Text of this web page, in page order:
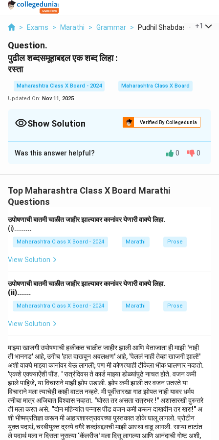
> Exams > Marathi > Grammar > Pudhil Shabdasamuhab...
+1
Question.
पुढील शब्दसमूहाबद्दल एक शब्द लिहा :
रस्ता
Maharashtra Class X Board - 2024
Maharashtra Class X Board
Updated On: Nov 11, 2025
Show Solution Verified By Collegedunia
Solution and Explanation
रस्ताचे बहुवचन: रस्ते
Was this answer helpful? 0 0
Top Maharashtra Class X Board Marathi
Questions
उपोषणाची बातमी चाळीत जाहीर झाल्यावर कानांवर येणारी वाक्ये लिहा.
(i).........
Maharashtra Class X Board - 2024 Marathi Prose
View Solution
उपोषणाची बातमी चाळीत जाहीर झाल्यावर कानांवर येणारी वाक्ये लिहा.
(ii).......
Maharashtra Class X Board - 2024 Marathi Prose
View Solution
माझ्या खाजगी उपोषणाची हकीकत चाळीत जाहीर झाली आणि येताजाता ही माझी 'नाही
ती भानगड' आहे, उगीच 'हात दाखवून अवलक्षण' आहे, 'पेललं नाही तेव्हा खाजगी झालं!'
अशी वाक्ये माझ्या कानांवर येऊ लागली; पण मी कोणत्याही टीकेला भीक घालणार नव्हतो.
'एकशे एक्क्याऐंशी पौंड. ' रात्रंदिवस ते कार्ड माझ्या डोळ्यांपुढे नाचत होते. वजन कमी
झाले पाहिजे, या विचाराने माझी झोप उडाली. झोप कमी झाली तर वजन उतरते या
विचाराने मला त्याचेही काही वाटत नव्हते. मी पूर्वीसारखा गाढ झोपत नाही यावर धर्मप
त्नीचा मात्र अजिबात विश्वास नव्हता. "घोरत तर असता रात्रभर !" अशासारखी दुरुत्तरे
ती मला करत असे. “दोन महिन्यांत पन्नास पौंड वजन कमी करून दाखवीन तर खरा!" अ
शी भीष्मप्रतिज्ञा करून मी आहारशास्त्रावरच्या पुस्तकात डोके घालू लागलो. प्रोटीन
युक्त पदार्थ, चरबीयुक्त द्रव्ये वगैरे शब्दांबद्दलची माझी आस्था वाढू लागली. साऱ्या ताटांत
ले पदार्थ मला न दिसता नुसत्या ‘कॅलरीज' मला दिसू लागल्या आणि आनंदाची गोष्ट अशी,